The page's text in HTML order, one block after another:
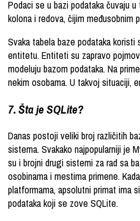
Podaci se u bazi podataka čuvaju
kolona i redova, čijim međusobnim
Svaka tabela baze podataka
entitetu. Entiteti su zapravo
modeluju bazom podataka. Na
nekim osobama. U takvoj situaciji,
7. Šta je SQLite?
Danas postoji veliki broj različitih
sistema. Svakako najpopularniji je
su i brojni drugi sistemi za rad sa
osobinama i mestima primene.
platformama, apsolutni primat ima
podataka koji se zove SQLite.